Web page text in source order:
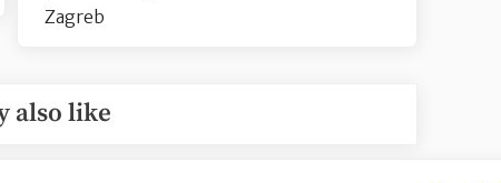
Zagreb
also like